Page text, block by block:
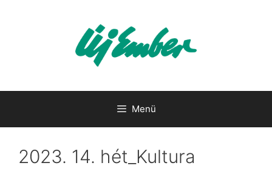
Menü
2023. 14. hét_Kultura